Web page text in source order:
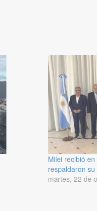
Milei recibió
respaldaron
martes, 22 de